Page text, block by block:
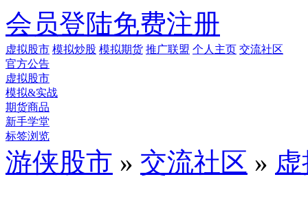
会员登陆免费注册
虚拟股市 模拟炒股 模拟期货 推广联盟 个人主页 交流社区
官方公告
虚拟股市
模拟&实战
期货商品
新手学堂
标签浏览
游侠股市 » 交流社区 »